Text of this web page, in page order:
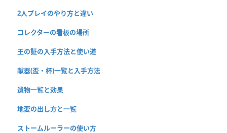
2人プレイのやり方と違い
コレクターの看板の場所
王の証の入手方法と使い道
献器(盃・杯)一覧と入手方法
遺物一覧と効果
地変の出し方と一覧
ストームルーラーの使い方